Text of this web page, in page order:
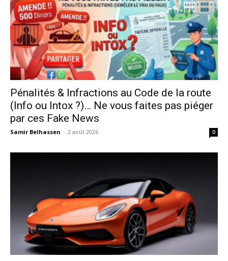
Pénalités & Infractions au Code de la route
(Info ou Intox ?)… Ne vous faites pas piéger
par ces Fake News
Samir Belhassen - 2 août 2026 0